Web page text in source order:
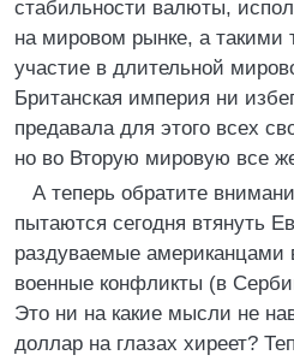
стабильности валюты,
на мировом рынке, а такими
участие в длительной
Британская империя ни
предавала для этого всех
но во Вторую мировую все
А теперь обратите
пытаются сегодня втянуть
раздуваемые американцами
военные конфликты (в
Это ни на какие мысли не
доллар на глазах хиреет?